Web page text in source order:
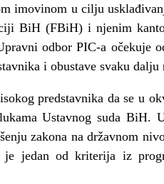
imovinom u cilju
BiH (FBiH) i njenim
odbor PIC-a očekuje
i obustave svaku
predstavnika da se u
Ustavnog suda BiH.
zakona na državnom
jedan od kriterija iz